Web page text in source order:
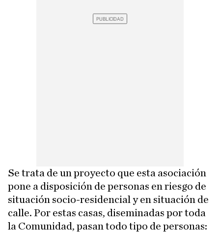
Se trata de un proyecto que esta asociación
pone a disposición de personas en riesgo de
situación socio-residencial y en situación de
calle. Por estas casas, diseminadas por toda
la Comunidad, pasan todo tipo de personas: